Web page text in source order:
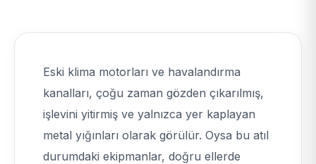
Eski klima motorları ve havalandırma
kanalları, çoğu zaman gözden çıkarılmış,
işlevini yitirmiş ve yalnızca yer kaplayan
metal yığınları olarak görülür. Oysa bu atıl
durumdaki ekipmanlar, doğru ellerde